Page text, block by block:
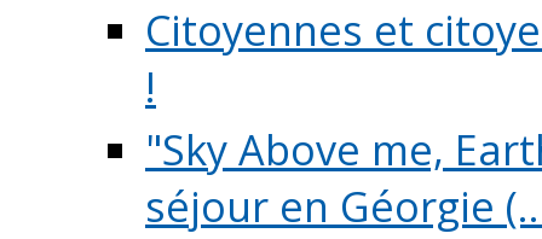
Citoyennes et
!
"Sky Above me,
séjour en Géorgie